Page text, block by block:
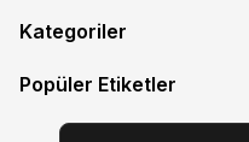
Kategoriler
Popüler Etiketler